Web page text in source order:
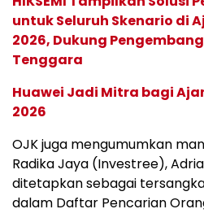
untuk Seluruh Skenario di
2026, Dukung
Tenggara
Huawei Jadi Mitra bagi
2026
OJK juga mengumumkan
Radika Jaya (Investree),
ditetapkan sebagai
dalam Daftar Pencarian